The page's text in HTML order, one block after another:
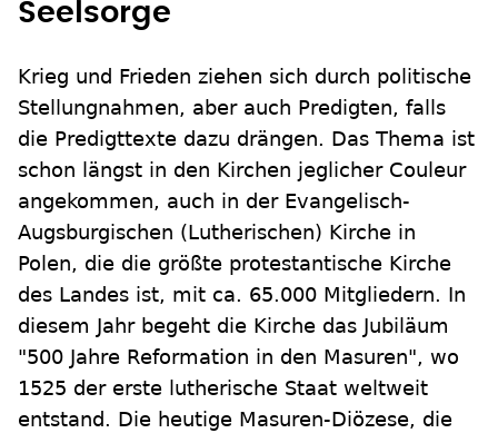
Seelsorge
Krieg und Frieden ziehen sich durch politische
Stellungnahmen, aber auch Predigten, falls
die Predigttexte dazu drängen. Das Thema ist
schon längst in den Kirchen jeglicher Couleur
angekommen, auch in der Evangelisch-
Augsburgischen (Lutherischen) Kirche in
Polen, die die größte protestantische Kirche
des Landes ist, mit ca. 65.000 Mitgliedern. In
diesem Jahr begeht die Kirche das Jubiläum
"500 Jahre Reformation in den Masuren", wo
1525 der erste lutherische Staat weltweit
entstand. Die heutige Masuren-Diözese, die